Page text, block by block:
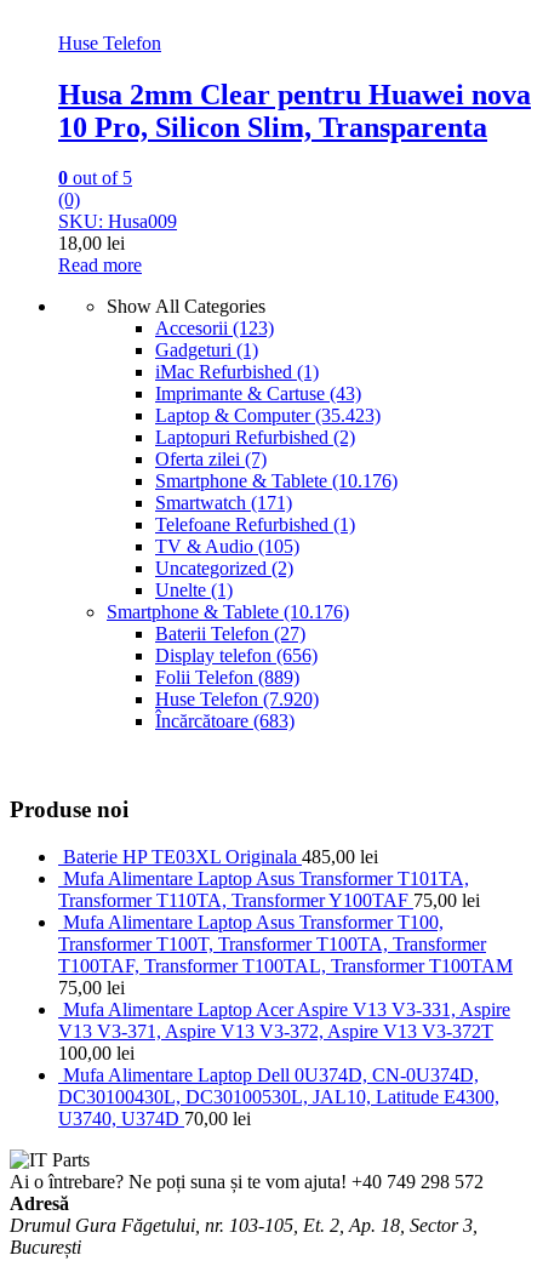
Huse Telefon
Husa 2mm Clear pentru Huawei nova
10 Pro, Silicon Slim, Transparenta
0 out of 5
(0)
SKU: Husa009
18,00 lei
Read more
Show All Categories
Accesorii (123)
Gadgeturi (1)
iMac Refurbished (1)
Imprimante & Cartuse (43)
Laptop & Computer(35.423)
Laptopuri Refurbished (2)
Oferta zilei (7)
Smartphone & Tablete (10.176)
Smartwatch (171)
Telefoane Refurbished (1)
TV & Audio (105)
Uncategorized (2)
Unelte (1)
Smartphone & Tablete (10.176)
Baterii Telefon (27)
Display telefon (656)
Folii Telefon (889)
Huse Telefon (7.920)
Încărcătoare (683)
Produse noi
Baterie HP TE03XL Originala 485,00 lei
Mufa Alimentare Laptop Asus Transformer T101TA,
Transformer T110TA, Transformer Y100TAF 75,00 lei
Mufa Alimentare Laptop Asus Transformer T100,
Transformer T100T, Transformer T100TA, Transformer
T100TAF, Transformer T100TAL, Transformer T100TAM
75,00 lei
Mufa Alimentare Laptop Acer Aspire V13 V3-331, Aspire
V13 V3-371, Aspire V13 V3-372, Aspire V13 V3-372T
100,00 lei
Mufa Alimentare Laptop Dell 0U374D, CN-0U374D,
DC30100430L, DC30100530L, JAL10, Latitude E4300,
U3740, U374D 70,00 lei
Ai o întrebare? Ne poți suna și te vom ajuta! +40 749 298 572
Adresă
Drumul Gura Făgetului, nr. 103-105, Et. 2, Ap. 18, Sector 3,
București